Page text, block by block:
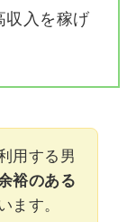
収入を稼げ
用する男
裕のある
ます。